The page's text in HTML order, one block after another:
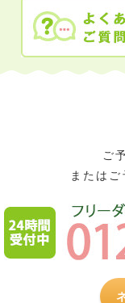
ご
または